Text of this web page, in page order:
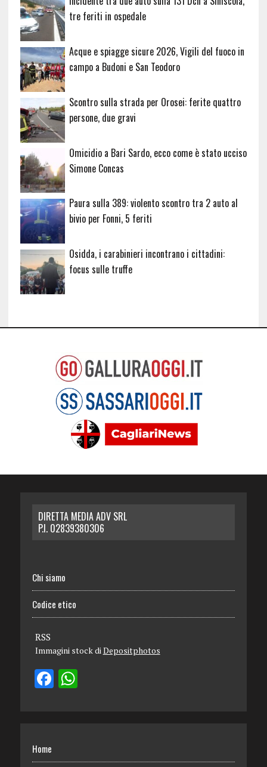
tre feriti in ospedale
Acque e spiagge sicure 2026, Vigili del fuoco in
campo a Budoni e San Teodoro
Scontro sulla strada per Orosei: ferite quattro
persone, due gravi
Omicidio a Bari Sardo, ecco come è stato ucciso
Simone Concas
Paura sulla 389: violento scontro tra 2 auto al
bivio per Fonni, 5 feriti
Osidda, i carabinieri incontrano i cittadini:
focus sulle truffe
DIRETTA MEDIA ADV SRL
P.I. 02839380306
Chi siamo
Codice etico
RSS
Immagini stock diDepositphotos
Home